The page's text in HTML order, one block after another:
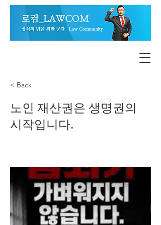
< Back
노인 재산권은 생명권의
시작입니다.